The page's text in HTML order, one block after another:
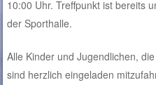
10:00 Uhr. Treffpunkt ist bereits
der Sporthalle.
Alle Kinder und Jugendlichen,
sind herzlich eingeladen